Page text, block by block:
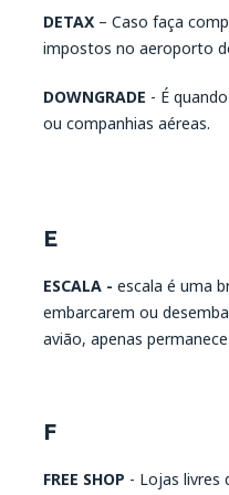
DETAX – Caso faça
impostos no aeroporto
DOWNGRADE - É
ou companhias aéreas.
E
ESCALA - escala é uma
embarcarem ou
avião, apenas
F
FREE SHOP - Lojas livres